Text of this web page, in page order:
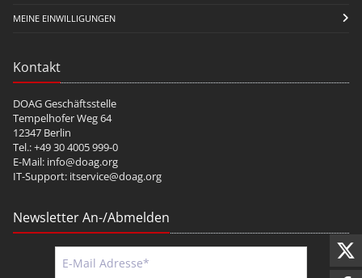
MEINE EINWILLIGUNGEN
Kontakt
DOAG Geschäftsstelle
Tempelhofer Weg 64
12347 Berlin
Tel.: +49 30 4005 999-0
E-Mail: info@doag.org
IT-Support: itservice@doag.org
Newsletter An-/Abmelden